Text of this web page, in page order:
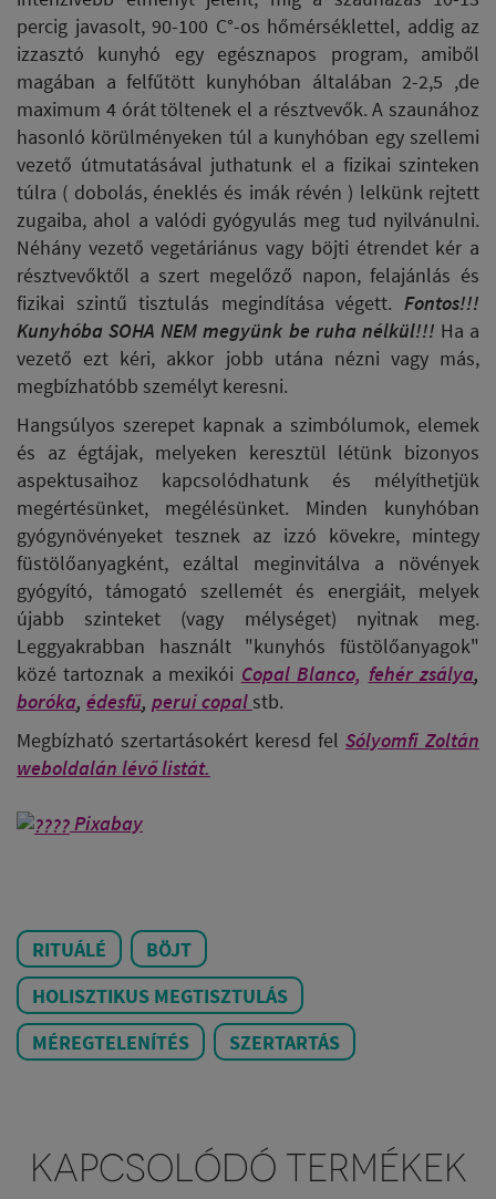
percig javasolt, 90-100 C°-os hőmérséklettel, addig az
izzasztó kunyhó egy egésznapos program, amiből
magában a felfűtött kunyhóban általában 2-2,5 ,de
maximum 4 órát töltenek el a résztvevők. A szaunához
hasonló körülményeken túl a kunyhóban egy szellemi
vezető útmutatásával juthatunk el a fizikai szinteken
túlra ( dobolás, éneklés és imák révén ) lelkünk rejtett
zugaiba, ahol a valódi gyógyulás meg tud nyilvánulni.
Néhány vezető vegetáriánus vagy böjti étrendet kér a
résztvevőktől a szert megelőző napon, felajánlás és
fizikai szintű tisztulás megindítása végett. Fontos!!!
Kunyhóba SOHA NEM megyünk be ruha nélkül!!! Ha a
vezető ezt kéri, akkor jobb utána nézni vagy más,
megbízhatóbb személyt keresni.
Hangsúlyos szerepet kapnak a szimbólumok, elemek
és az égtájak, melyeken keresztül létünk bizonyos
aspektusaihoz kapcsolódhatunk és mélyíthetjük
megértésünket, megélésünket. Minden kunyhóban
gyógynövényeket tesznek az izzó kövekre, mintegy
füstölőanyagként, ezáltal meginvitálva a növények
gyógyító, támogató szellemét és energiáit, melyek
újabb szinteket (vagy mélységet) nyitnak meg.
Leggyakrabban használt "kunyhós füstölőanyagok"
közé tartoznak a mexikói Copal Blanco, fehér zsálya,
boróka, édesfű, perui copal stb.
Megbízható szertartásokért keresd fel Sólyomfi Zoltán
weboldalán lévő listát.
Pixabay
RITUÁLÉ
BÖJT
HOLISZTIKUS MEGTISZTULÁS
MÉREGTELENÍTÉS
SZERTARTÁS
KAPCSOLÓDÓ TERMÉKEK